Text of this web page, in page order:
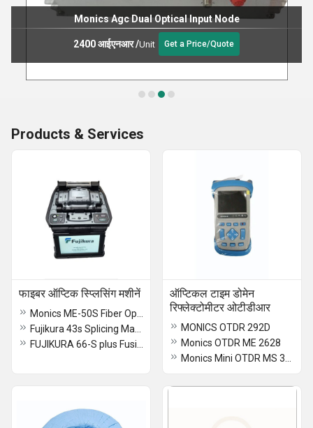
Monics Agc Dual Optical Input Node
2400 आईएनआर/Unit Get a Price/Quote
Products & Services
फाइबर ऑप्टिक स्प्लिसिंग मशीनें
ऑप्टिकल टाइम डोमेन
रिफ्लेक्टोमीटर ओटीडीआर
MONICS OTDR 292D
Monics OTDR ME 2628